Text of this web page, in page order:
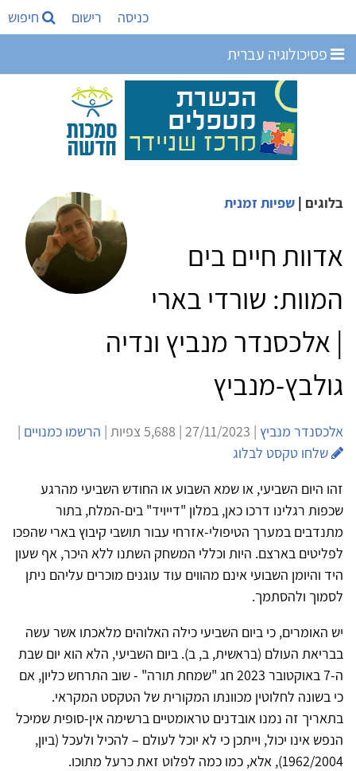
כניסה רישום חיפוש
פסיכולוגיה עברית
בלוגים | שפיות זמנית
אדוות חיים בים
המוות: שורדי בארי
| אלכסנדר מנביץ ונדיה
גולבץ-מנביץ
אלכסנדר מנביץ | 27/11/2023 | 5,688 צפיות | הרשמו כמנויים |
שלחו טקסט לבלוג
זהו היום השביעי, או שמא השבוע או החודש השביעי מהרגע
שכפות רגלינו דרכו כאן, במלון "דייויד" בים-המלח, בתור
מתנדבים במערך הטיפולי-אזרחי עבור תושבי קיבוץ בארי שהפכו
לפליטים בארצם. היות וכללי המשחק השתנו ללא היכר, אף שעון
היד והיומן השבועי אינם מהווים עוד עוגנים מוכרים עליהם ניתן
לסמוך ולהסתמך.
יש האומרים, כי ביום השביעי כילה האלוהים מלאכתו אשר עשה
בבריאת העולם (בראשית, ב, ב). ביום השביעי, הלא הוא יום שבת
ה-7 באוקטובר 2023 חג "שמחת תורה" - שוב התרחש כליון, אם
כי בשונה לחלוטין מכוונתו המקורית של הטקסט המקראי.
בתאריך זה נמנו אובדנים טראומטיים ברשימה אין-סופית שמיכל
הנפש אינו יכול, וייתכן כי לא יוכל לעולם – להכיל ולעכל (ביון,
1962/2004), אלא, כמו כמה לפלוט זאת כרעל מתוכו.